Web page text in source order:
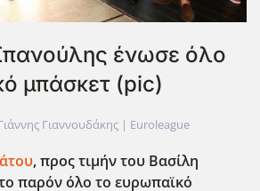
ένωσε όλο
μπάσκετ (pic)
Γιαννουδάκης | Euroleague
, προς τιμήν του Βασίλη
παρόν όλο το ευρωπαϊκό